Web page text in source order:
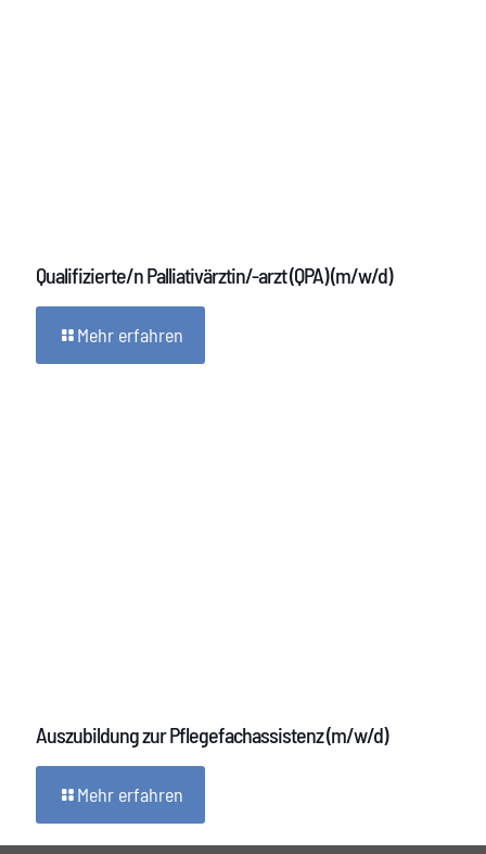
Qualifizierte/n Palliativärztin/-arzt (QPA) (m/w/d)
Mehr erfahren
Auszubildung zur Pflegefachassistenz (m/w/d)
Mehr erfahren